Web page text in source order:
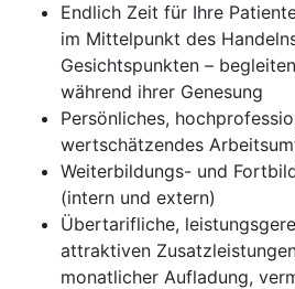
Endlich Zeit für Ihre
im Mittelpunkt des
Gesichtspunkten –
während ihrer Genesung
Persönliches,
wertschätzendes
Weiterbildungs- und
(intern und extern)
Übertarifliche,
attraktiven
monatlicher Aufladung,